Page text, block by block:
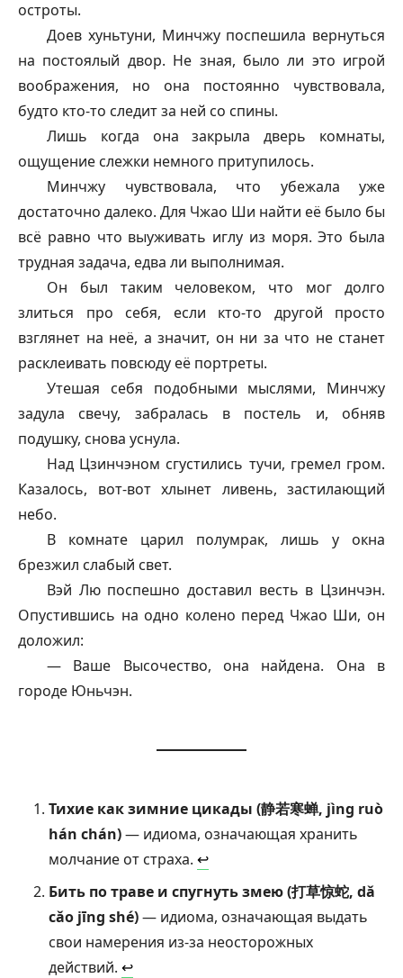
остроты.
Доев хуньтуни, Минчжу поспешила вернуться
на постоялый двор. Не зная, было ли это игрой
воображения, но она постоянно чувствовала,
будто кто-то следит за ней со спины.
Лишь когда она закрыла дверь комнаты,
ощущение слежки немного притупилось.
Минчжу чувствовала, что убежала уже
достаточно далеко. Для Чжао Ши найти её было бы
всё равно что выуживать иглу из моря. Это была
трудная задача, едва ли выполнимая.
Он был таким человеком, что мог долго
злиться про себя, если кто-то другой просто
взглянет на неё, а значит, он ни за что не станет
расклеивать повсюду её портреты.
Утешая себя подобными мыслями, Минчжу
задула свечу, забралась в постель и, обняв
подушку, снова уснула.
Над Цзинчэном сгустились тучи, гремел гром.
Казалось, вот-вот хлынет ливень, застилающий
небо.
В комнате царил полумрак, лишь у окна
брезжил слабый свет.
Вэй Лю поспешно доставил весть в Цзинчэн.
Опустившись на одно колено перед Чжао Ши, он
доложил:
— Ваше Высочество, она найдена. Она в
городе Юньчэн.
Тихие как зимние цикады (静若寒蝉, jìng ruò
hán chán)— идиома, означающая хранить
молчание от страха. ↩︎
Бить по траве и спугнуть змею (打草惊蛇, dǎ
cǎo jīng shé)— идиома, означающая выдать
свои намерения из-за неосторожных
действий. ↩︎